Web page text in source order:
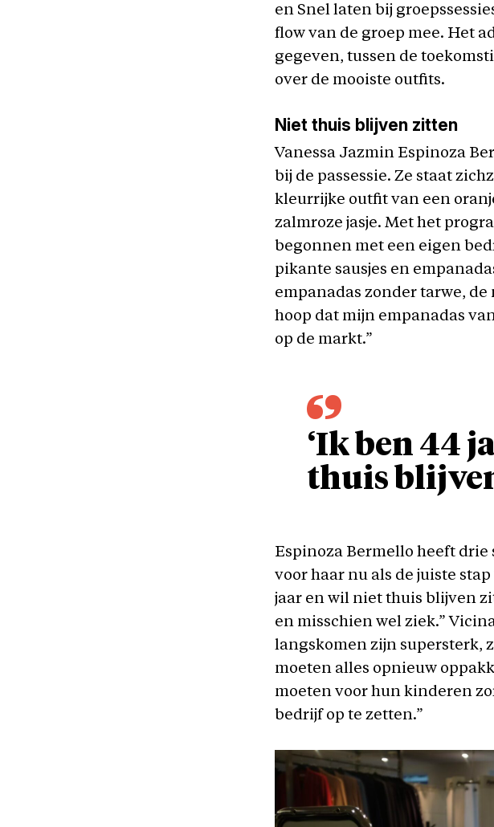
en Snel laten bij
flow van de groep mee. Het
gegeven, tussen de
over de mooiste outfits.
Niet thuis blijven zitten
Vanessa Jazmin Espinoza
bij de passessie. Ze staat
kleurrijke outfit van een
zalmroze jasje. Met het
begonnen met een eigen
pikante sausjes en
empanadas zonder tarwe,
hoop dat mijn empanadas
op de markt.”
‘Ik ben 44
thuis
Espinoza Bermello heeft
voor haar nu als de juiste
jaar en wil niet thuis blijven
en misschien wel ziek.”
langskomen zijn supersterk,
moeten alles opnieuw
moeten voor hun kinderen
bedrijf op te zetten.”